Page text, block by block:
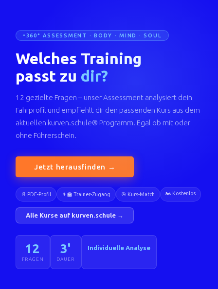
360° ASSESSMENT · BODY · MIND · SOUL
Welches Training
passt zu dir?
12 gezielte Fragen – unser Assessment analysiert dein
Fahrprofil und empfiehlt dir den passenden Kurs aus dem
aktuellen kurven.schule® Programm. Egal ob mit oder
ohne Führerschein.
Jetzt herausfinden →
📄 PDF-Profil 👨‍🏫 Trainer-Zugang 🎯 Kurs-Match 🏍️ Kostenlos
Alle Kurse auf kurven.schule →
12
FRAGEN
3'
DAUER
Individuelle Analyse